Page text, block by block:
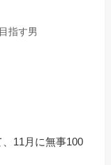
指す男
11月に無事100